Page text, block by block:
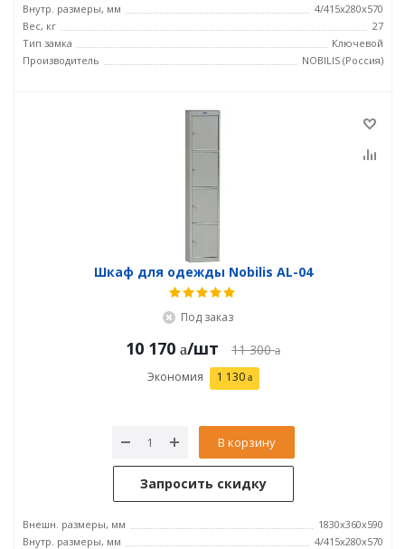
Внутр. размеры, мм
4/415х280х570
Вес, кг
27
Тип замка
Ключевой
Производитель
NOBILIS (Россия)
Шкаф для одежды Nobilis AL-04
Под заказ
10 170 /шт 11 300
Экономия 1 130
В корзину
Запросить скидку
Внешн. размеры, мм
1830x360x590
Внутр. размеры, мм
4/415х280х570